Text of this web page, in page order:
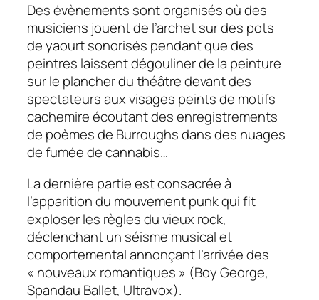
Des évènements sont organisés où des
musiciens jouent de l’archet sur des pots
de yaourt sonorisés pendant que des
peintres laissent dégouliner de la peinture
sur le plancher du théâtre devant des
spectateurs aux visages peints de motifs
cachemire écoutant des enregistrements
de poèmes de Burroughs dans des nuages
de fumée de cannabis…
La dernière partie est consacrée à
l’apparition du mouvement punk qui fit
exploser les règles du vieux rock,
déclenchant un séisme musical et
comportemental annonçant l’arrivée des
« nouveaux romantiques » (Boy George,
Spandau Ballet, Ultravox).